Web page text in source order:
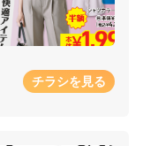
チラシを見る